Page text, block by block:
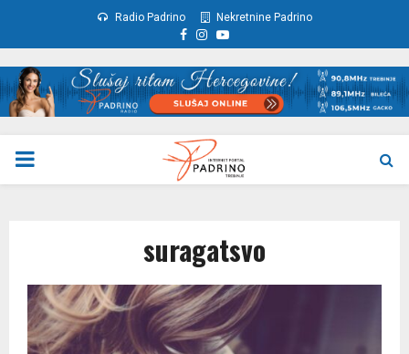
Radio Padrino Nekretnine Padrino
Facebook
Instagram
Youtube
PRIMARY
suragatsvo